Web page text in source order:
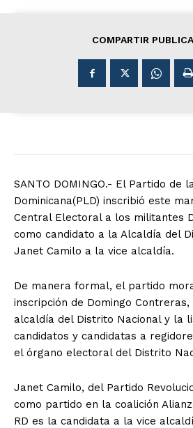
COMPARTIR
SANTO DOMINGO.- El Partido de
Dominicana(PLD) inscribió este
Central Electoral a los militantes
como candidato a la Alcaldía del
Janet Camilo a la vice alcaldía.
De manera formal, el partido
inscripción de Domingo
alcaldía del Distrito Nacional y la
candidatos y candidatas a
el órgano electoral del Distrito
Janet Camilo, del Partido
como partido en la coalición
RD es la candidata a la vice